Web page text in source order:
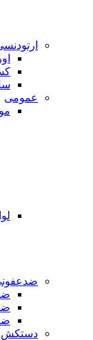
عمومی
دستکش